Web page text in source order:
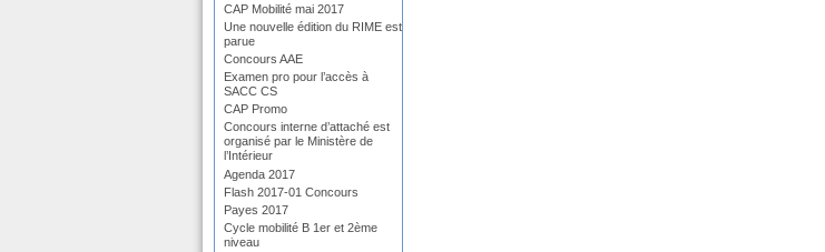
CAP Mobilité mai 2017
Une nouvelle édition du RIME est
parue
Concours AAE
Examen pro pour l’accès à
SACC CS
CAP Promo
Concours interne d’attaché est
organisé par le Ministère de
l’Intérieur
Agenda 2017
Flash 2017-01 Concours
Payes 2017
Cycle mobilité B 1er et 2ème
niveau